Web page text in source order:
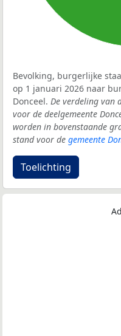
Bevolking, burgerlijke
op 1 januari 2026 naar
Donceel. De verdeling van
voor de deelgemeente
worden in bovenstaande
stand voor de gemeente
Toelichting